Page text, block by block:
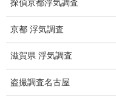
集団ストーカー
GPS発見調査
盗難車両調査
盗撮犯防止対策調査
探偵京都浮気調査
京都 浮気調査
滋賀県 浮気調査
盗撮調査名古屋